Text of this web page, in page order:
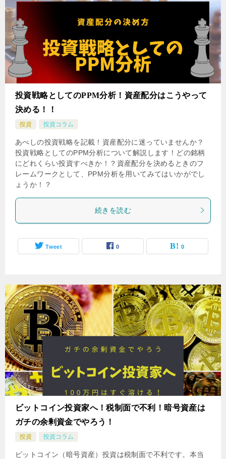
投資戦略としてのPPM分析！資産配分はこうやって
決める！！
投資 投資コラム
あべしの投資戦略を記載！資産配分に迷っていませんか？
投資戦略としてのPPM分析について解説します！どの銘柄
にどれくらい投資すべきか！？資産配分を決めるときのフ
レームワークとして、PPM分析を用いてみてはいかがでし
ょうか！？
続きを読む
Tweet 0 0
ビットコイン投資家へ！税制面で不利！暗号資産は
ガチの余剰資金でやろう！
投資 投資コラム
ビットコイン（暗号資産）投資は税制面で不利です。本当